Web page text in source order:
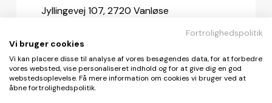
Jyllingevej 107, 2720 Vanløse
Redaktionen
redaktionen@ops-indsigt.dk
Fortrolighedspolitik
Vi bruger cookies
Vi kan placere disse til analyse af vores besøgendes data, for at forbedre
vores websted, vise personaliseret indhold og for at give dig en god
webstedsoplevelse. Få mere information om cookies vi bruger ved at
åbne fortrolighedspolitik.